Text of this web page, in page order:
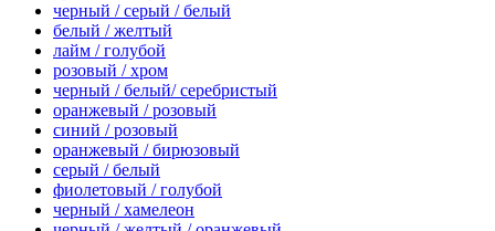
черный / серый / белый
белый / желтый
лайм / голубой
розовый / хром
черный / белый/ серебристый
оранжевый / розовый
синий / розовый
оранжевый / бирюзовый
серый / белый
фиолетовый / голубой
черный / хамелеон